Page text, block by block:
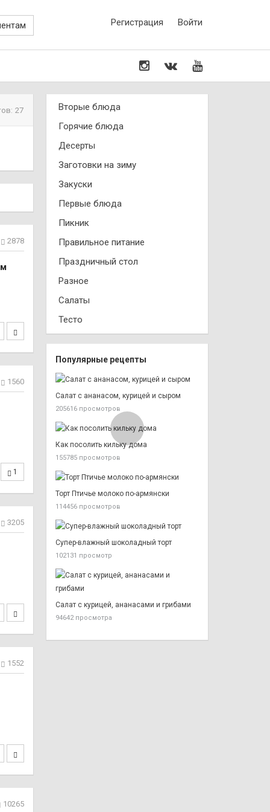
Регистрация Войти
27
2878
1560
1
3205
1552
10265
Вторые блюда
Горячие блюда
Десерты
Заготовки на зиму
Закуски
Первые блюда
Пикник
Правильное питание
Праздничный стол
Разное
Салаты
Тесто
Популярные рецепты
Салат с ананасом, курицей и сыром
205616 просмотров
Как посолить кильку дома
155785 просмотров
Торт Птичье молоко по-армянски
114456 просмотров
Супер-влажный шоколадный торт
102131 просмотр
Салат с курицей, ананасами и грибами
94642 просмотра